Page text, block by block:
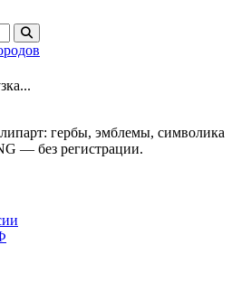
гербы, эмблемы, символика
— без регистрации.